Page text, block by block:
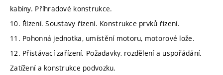
kabiny. Příhradové konstrukce.
10. Řízení. Soustavy řízení. Konstrukce prvků řízení.
11. Pohonná jednotka, umístění motoru, motorové lože.
12. Přistávací zařízení. Požadavky, rozdělení a uspořádání.
Zatížení a konstrukce podvozku.